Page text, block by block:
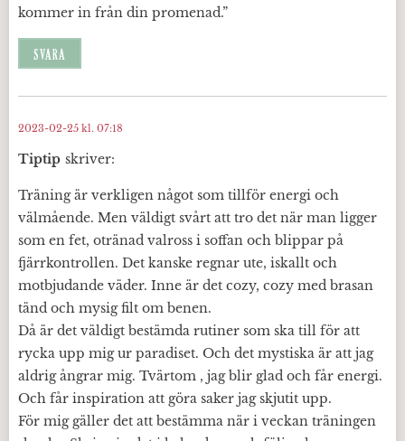
kommer in från din promenad.”
SVARA
Tiptip skriver:
2023-02-25 kl. 07:18
Träning är verkligen något som tillför energi och
välmående. Men väldigt svårt att tro det när man ligger
som en fet, otränad valross i soffan och blippar på
fjärrkontrollen. Det kanske regnar ute, iskallt och
motbjudande väder. Inne är det cozy, cozy med brasan
tänd och mysig filt om benen.
Då är det väldigt bestämda rutiner som ska till för att
rycka upp mig ur paradiset. Och det mystiska är att jag
aldrig ångrar mig. Tvärtom , jag blir glad och får energi.
Och får inspiration att göra saker jag skjutit upp.
För mig gäller det att bestämma när i veckan träningen